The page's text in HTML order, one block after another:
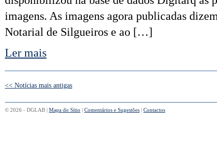
imagens. As imagens agora publicadas
Notarial de Silgueiros e ao […]
Ler mais
<< Notícias mais antigas
© 2026 - DGLAB | Mapa do Sítio | Comentários e Sugestões | Contactos